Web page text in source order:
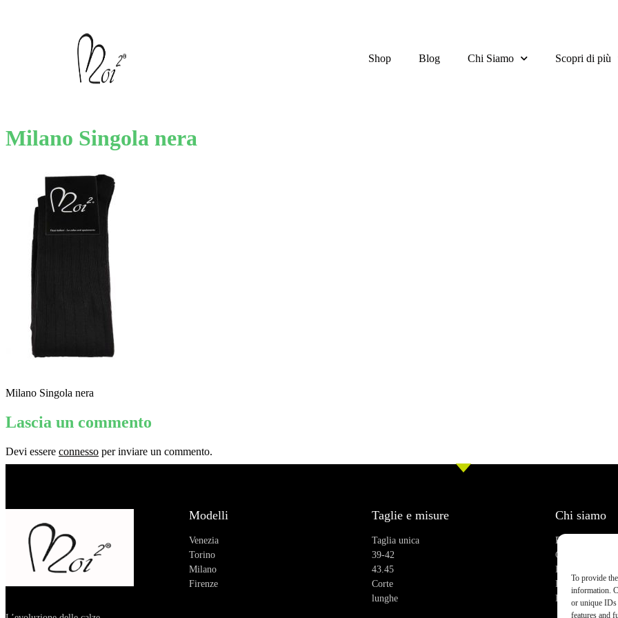
To provide
information.
or unique IDs
features and
Shop Blog Chi Siamo Scopri di più
Milano Singola nera
Milano Singola nera
Lascia un commento
Devi essere connesso per inviare un commento.
Modelli
Venezia
Torino
Milano
Firenze
Taglie e misure
Taglia unica
39-42
43.45
Corte
lunghe
Chi siamo
Recensioni
Chi siamo
Blog
Praticità
FAQ